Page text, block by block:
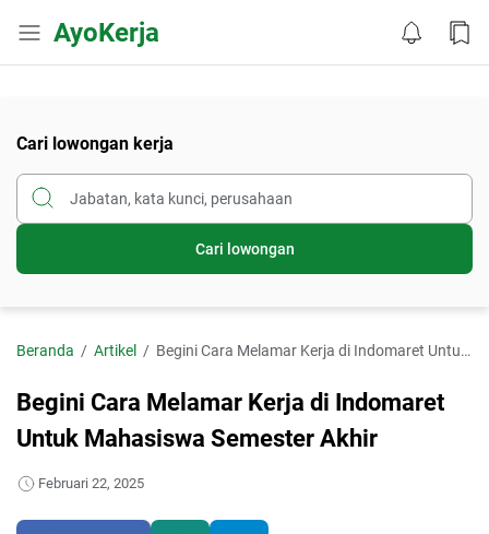
AyoKerja
Cari lowongan kerja
Cari lowongan
Beranda Artikel Begini Cara Melamar Kerja di Indomaret Untuk Mahasiswa Semester Akhir
Begini Cara Melamar Kerja di Indomaret
Untuk Mahasiswa Semester Akhir
Februari 22, 2025